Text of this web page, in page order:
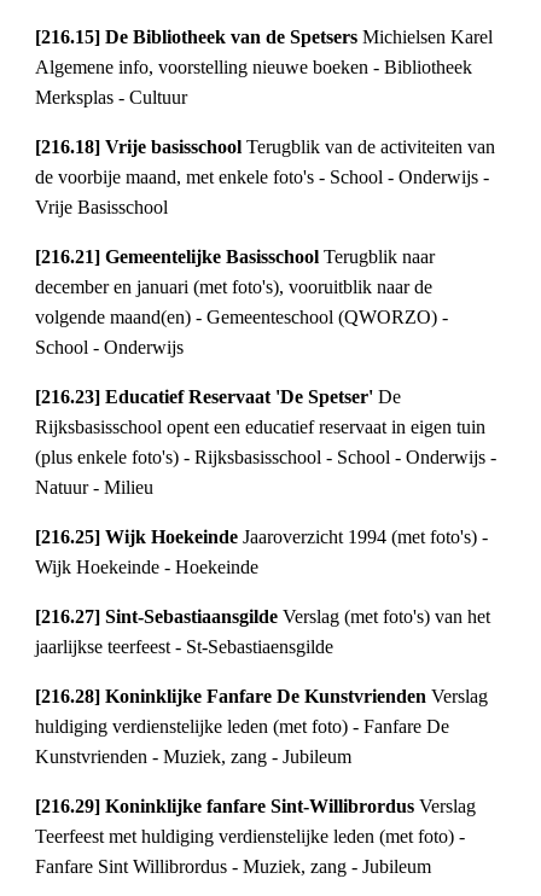
[216.15] De Bibliotheek van de Spetsers Michielsen Karel
Algemene info, voorstelling nieuwe boeken - Bibliotheek
Merksplas - Cultuur
[216.18] Vrije basisschool Terugblik van de activiteiten van
de voorbije maand, met enkele foto's - School - Onderwijs -
Vrije Basisschool
[216.21] Gemeentelijke Basisschool Terugblik naar
december en januari (met foto's), vooruitblik naar de
volgende maand(en) - Gemeenteschool (QWORZO) -
School - Onderwijs
[216.23] Educatief Reservaat 'De Spetser' De
Rijksbasisschool opent een educatief reservaat in eigen tuin
(plus enkele foto's) - Rijksbasisschool - School - Onderwijs -
Natuur - Milieu
[216.25] Wijk Hoekeinde Jaaroverzicht 1994 (met foto's) -
Wijk Hoekeinde - Hoekeinde
[216.27] Sint-Sebastiaansgilde Verslag (met foto's) van het
jaarlijkse teerfeest - St-Sebastiaensgilde
[216.28] Koninklijke Fanfare De Kunstvrienden Verslag
huldiging verdienstelijke leden (met foto) - Fanfare De
Kunstvrienden - Muziek, zang - Jubileum
[216.29] Koninklijke fanfare Sint-Willibrordus Verslag
Teerfeest met huldiging verdienstelijke leden (met foto) -
Fanfare Sint Willibrordus - Muziek, zang - Jubileum